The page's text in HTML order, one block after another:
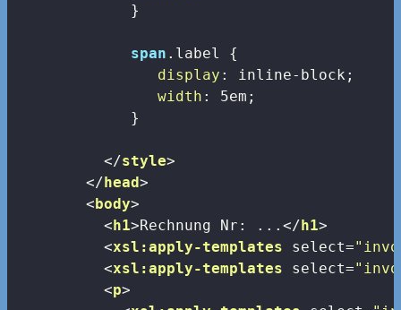
             }
span .label
{
display : inline-block;
width : 5em ;
             }
</style>
</head>
<body>
<h1>Rechnung Nr: ...</h1>
<xsl:apply-templates select=
<xsl:apply-templates select=
<p>